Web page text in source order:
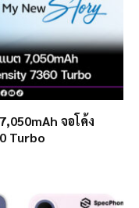
จอโค้ง
Turbo